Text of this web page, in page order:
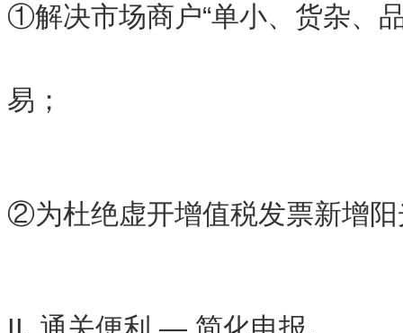
①解决市场商户“单小、货杂、
易；
②为杜绝虚开增值税发票新增